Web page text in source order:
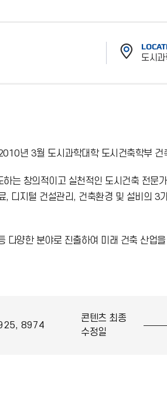
도시
년 3월 도시과학대학 도시건축학부 건
는 창의적이고 실천적인 도시건축 전문
디지털 건설관리, 건축환경 및 설비의 3
양한 분야로 진출하여 미래 건축 산업
8974
콘텐츠 최종
수정일